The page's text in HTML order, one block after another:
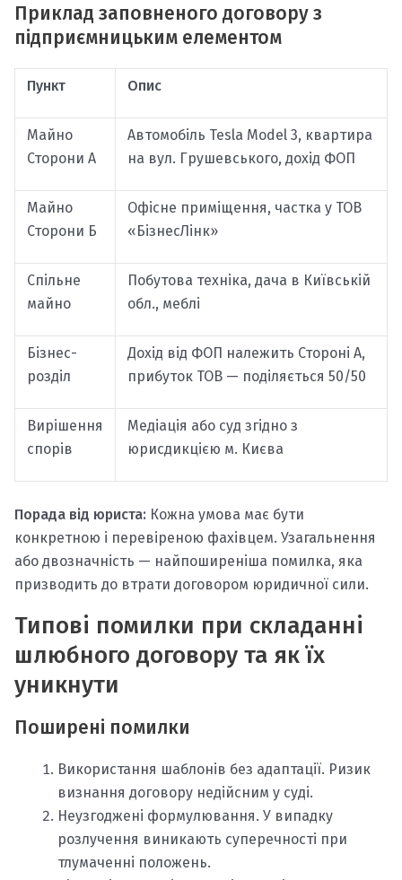
Приклад заповненого договору з
підприємницьким елементом
Пункт Опис
Майно
Сторони А
Автомобіль Tesla Model 3, квартира
на вул. Грушевського, дохід ФОП
Майно
Сторони Б
Офісне приміщення, частка у ТОВ
«БізнесЛінк»
Спільне
майно
Побутова техніка, дача в Київській
обл., меблі
Бізнес-
розділ
Дохід від ФОП належить Стороні А,
прибуток ТОВ — поділяється 50/50
Вирішення
спорів
Медіація або суд згідно з
юрисдикцією м. Києва
Порада від юриста: Кожна умова має бути
конкретною і перевіреною фахівцем. Узагальнення
або двозначність — найпоширеніша помилка, яка
призводить до втрати договором юридичної сили.
Типові помилки при складанні
шлюбного договору та як їх
уникнути
Поширені помилки
Використання шаблонів без адаптації. Ризик
визнання договору недійсним у суді.
Неузгоджені формулювання. У випадку
розлучення виникають суперечності при
тлумаченні положень.